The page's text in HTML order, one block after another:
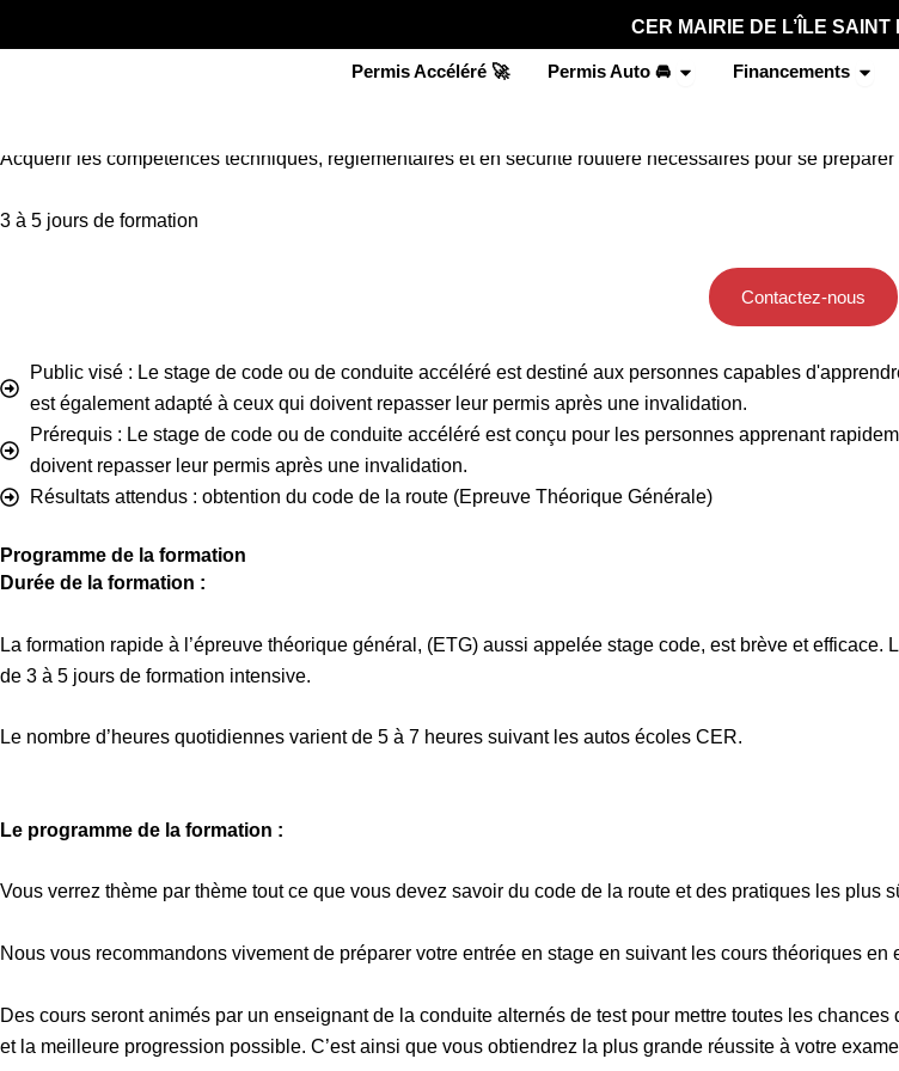
au
CER MAIRIE DE L’ÎLE SAINT
Permis Accéléré 🚀 Permis Auto 🚘 Ouvrir Permis Auto 🚘
Financements
Maîtrisez le code de la route en un temps record
Acquérir les compétences techniques, réglementaires et en sécurité routière nécessaires pour se
3 à 5 jours de formation
Contactez-nous
Public visé : Le stage de code ou de conduite accéléré est destiné aux personnes capables
est également adapté à ceux qui doivent repasser leur permis après une invalidation.
Prérequis : Le stage de code ou de conduite accéléré est conçu pour les personnes apprenant
doivent repasser leur permis après une invalidation.
Résultats attendus : obtention du code de la route (Epreuve Théorique Générale)
Programme de la formation
Durée de la formation :
La formation rapide à l’épreuve théorique général, (ETG) aussi appelée stage code, est brève et
de 3 à 5 jours de formation intensive.
Le nombre d’heures quotidiennes varient de 5 à 7 heures suivant les autos écoles CER.
Le programme de la formation :
Vous verrez thème par thème tout ce que vous devez savoir du code de la route et des pratiques les plus
Nous vous recommandons vivement de préparer votre entrée en stage en suivant les cours théoriques
Des cours seront animés par un enseignant de la conduite alternés de test pour mettre toutes les
et la meilleure progression possible. C’est ainsi que vous obtiendrez la plus grande réussite à votre